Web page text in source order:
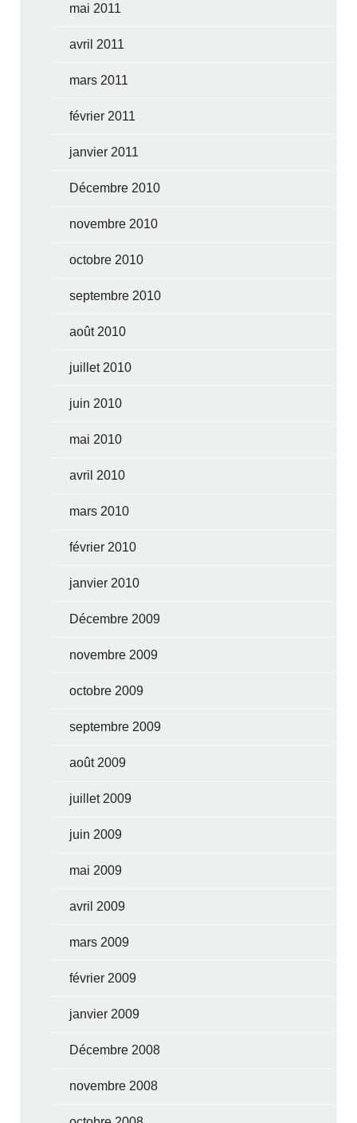
mai 2011
avril 2011
mars 2011
février 2011
janvier 2011
Décembre 2010
novembre 2010
octobre 2010
septembre 2010
août 2010
juillet 2010
juin 2010
mai 2010
avril 2010
mars 2010
février 2010
janvier 2010
Décembre 2009
novembre 2009
octobre 2009
septembre 2009
août 2009
juillet 2009
juin 2009
mai 2009
avril 2009
mars 2009
février 2009
janvier 2009
Décembre 2008
novembre 2008